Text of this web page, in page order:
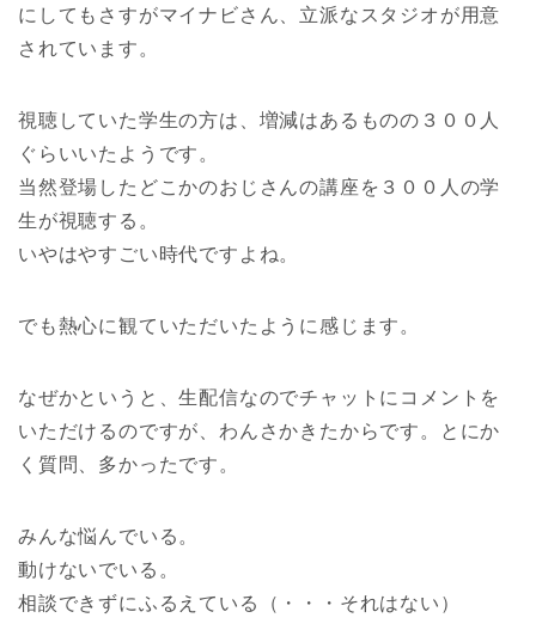
にしてもさすがマイナビさん、立派なスタジオが用意
されています。
視聴していた学生の方は、増減はあるものの３００人
ぐらいいたようです。
当然登場したどこかのおじさんの講座を３００人の学
生が視聴する。
いやはやすごい時代ですよね。
でも熱心に観ていただいたように感じます。
なぜかというと、生配信なのでチャットにコメントを
いただけるのですが、わんさかきたからです。とにか
く質問、多かったです。
みんな悩んでいる。
動けないでいる。
相談できずにふるえている（・・・それはない）